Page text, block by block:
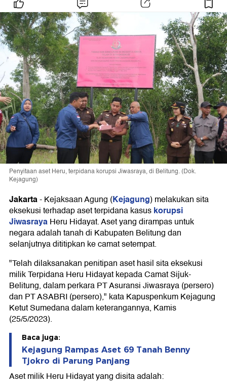
Penyitaan aset Heru, terpidana korupsi Jiwasraya, di Belitung. (Dok.
Kejagung)
Jakarta-Kejaksaan Agung (Kejagung) melakukan sita
eksekusi terhadap aset terpidana kasuskorupsi
JiwasrayaHeru Hidayat. Aset yang dirampas untuk
negara adalah tanah di Kabupaten Belitung dan
selanjutnya dititipkan ke camat setempat.
"Telah dilaksanakan penitipan aset hasil sita eksekusi
milik Terpidana Heru Hidayat kepada Camat Sijuk-
Belitung, dalam perkara PT Asuransi Jiwasraya (persero)
dan PT ASABRI (persero)," kata Kapuspenkum Kejagung
Ketut Sumedana dalam keterangannya, Kamis
(25/5/2023).
Baca juga:
Kejagung Rampas Aset 69 Tanah Benny
Tjokro di Parung Panjang
Aset milik Heru Hidayat yang disita adalah: